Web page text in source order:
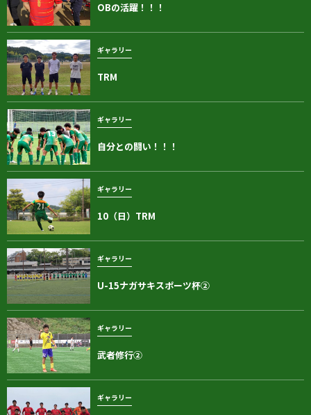
OBの活躍！！！
ギャラリー
TRM
ギャラリー
自分との闘い！！！
ギャラリー
10（日）TRM
ギャラリー
U-15ナガサキスポーツ杯②
ギャラリー
武者修行②
ギャラリー